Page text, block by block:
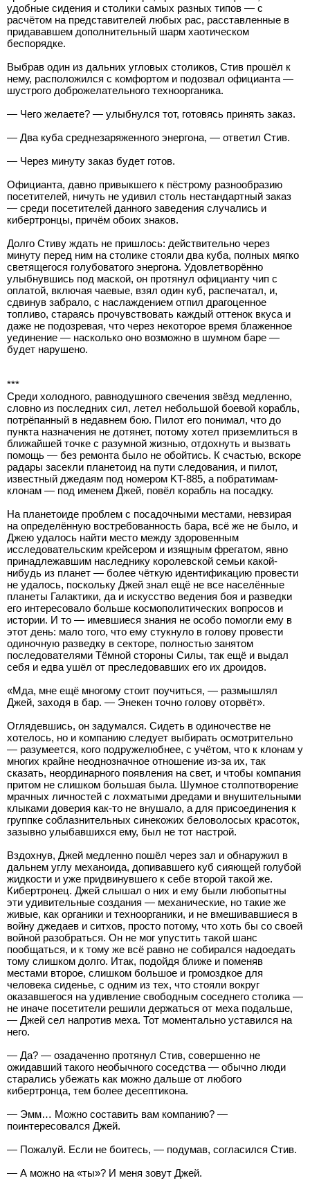
удобные сидения и столики самых разных типов — с
расчётом на представителей любых рас, расставленные в
придававшем дополнительный шарм хаотическом
беспорядке.
Выбрав один из дальних угловых столиков, Стив прошёл к
нему, расположился с комфортом и подозвал официанта —
шустрого доброжелательного техноорганика.
— Чего желаете? — улыбнулся тот, готовясь принять заказ.
— Два куба среднезаряженного энергона, — ответил Стив.
— Через минуту заказ будет готов.
Официанта, давно привыкшего к пёстрому разнообразию
посетителей, ничуть не удивил столь нестандартный заказ
— среди посетителей данного заведения случались и
кибертронцы, причём обоих знаков.
Долго Стиву ждать не пришлось: действительно через
минуту перед ним на столике стояли два куба, полных мягко
светящегося голубоватого энергона. Удовлетворённо
улыбнувшись под маской, он протянул официанту чип с
оплатой, включая чаевые, взял один куб, распечатал, и,
сдвинув забрало, с наслаждением отпил драгоценное
топливо, стараясь прочувствовать каждый оттенок вкуса и
даже не подозревая, что через некоторое время блаженное
уединение — насколько оно возможно в шумном баре —
будет нарушено.
***
Среди холодного, равнодушного свечения звёзд медленно,
словно из последних сил, летел небольшой боевой корабль,
потрёпанный в недавнем бою. Пилот его понимал, что до
пункта назначения не дотянет, потому хотел приземлиться в
ближайшей точке с разумной жизнью, отдохнуть и вызвать
помощь — без ремонта было не обойтись. К счастью, вскоре
радары засекли планетоид на пути следования, и пилот,
известный джедаям под номером KT-885, а побратимам-
клонам — под именем Джей, повёл корабль на посадку.
На планетоиде проблем с посадочными местами, невзирая
на определённую востребованность бара, всё же не было, и
Джею удалось найти место между здоровенным
исследовательским крейсером и изящным фрегатом, явно
принадлежавшим наследнику королевской семьи какой-
нибудь из планет — более чёткую идентификацию провести
не удалось, поскольку Джей знал ещё не все населённые
планеты Галактики, да и искусство ведения боя и разведки
его интересовало больше космополитических вопросов и
истории. И то — имевшиеся знания не особо помогли ему в
этот день: мало того, что ему стукнуло в голову провести
одиночную разведку в секторе, полностью занятом
последователями Тёмной стороны Силы, так ещё и выдал
себя и едва ушёл от преследовавших его их дроидов.
«Мда, мне ещё многому стоит поучиться, — размышлял
Джей, заходя в бар. — Энекен точно голову оторвёт».
Оглядевшись, он задумался. Сидеть в одиночестве не
хотелось, но и компанию следует выбирать осмотрительно
— разумеется, кого подружелюбнее, с учётом, что к клонам у
многих крайне неоднозначное отношение из-за их, так
сказать, неординарного появления на свет, и чтобы компания
притом не слишком большая была. Шумное столпотворение
мрачных личностей с лохматыми дредами и внушительными
клыками доверия как-то не внушало, а для присоединения к
группке соблазнительных синекожих беловолосых красоток,
зазывно улыбавшихся ему, был не тот настрой.
Вздохнув, Джей медленно пошёл через зал и обнаружил в
дальнем углу механоида, допивавшего куб сияющей голубой
жидкости и уже придвинувшего к себе второй такой же.
Кибертронец. Джей слышал о них и ему были любопытны
эти удивительные создания — механические, но такие же
живые, как органики и техноорганики, и не вмешивавшиеся в
войну джедаев и ситхов, просто потому, что хоть бы со своей
войной разобраться. Он не мог упустить такой шанс
пообщаться, и к тому же всё равно не собирался надоедать
тому слишком долго. Итак, подойдя ближе и поменяв
местами второе, слишком большое и громоздкое для
человека сиденье, с одним из тех, что стояли вокруг
оказавшегося на удивление свободным соседнего столика —
не иначе посетители решили держаться от меха подальше,
— Джей сел напротив меха. Тот моментально уставился на
него.
— Да? — озадаченно протянул Стив, совершенно не
ожидавший такого необычного соседства — обычно люди
старались убежать как можно дальше от любого
кибертронца, тем более десептикона.
— Эмм… Можно составить вам компанию? —
поинтересовался Джей.
— Пожалуй. Если не боитесь, — подумав, согласился Стив.
— А можно на «ты»? И меня зовут Джей.